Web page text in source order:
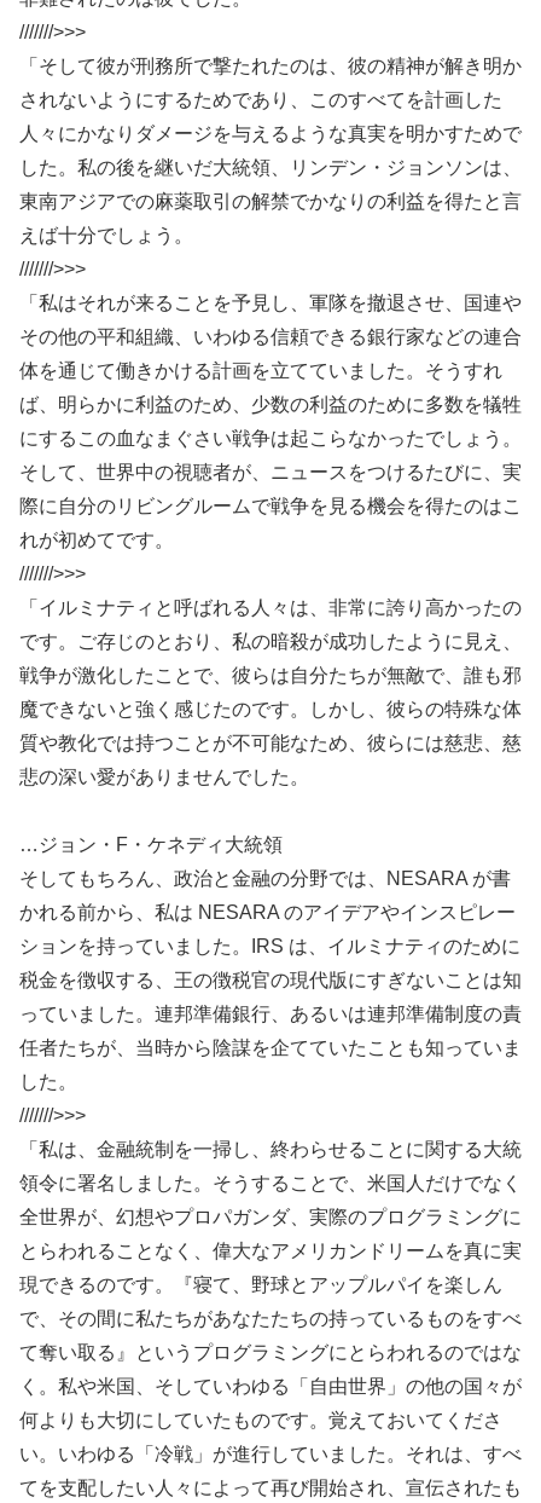
///////>>>
「そして彼が刑務所で撃たれたのは、彼の精神が解き明か
されないようにするためであり、このすべてを計画した
人々にかなりダメージを与えるような真実を明かすためで
した。私の後を継いだ大統領、リンデン・ジョンソンは、
東南アジアでの麻薬取引の解禁でかなりの利益を得たと言
えば十分でしょう。
///////>>>
「私はそれが来ることを予見し、軍隊を撤退させ、国連や
その他の平和組織、いわゆる信頼できる銀行家などの連合
体を通じて働きかける計画を立てていました。そうすれ
ば、明らかに利益のため、少数の利益のために多数を犠牲
にするこの血なまぐさい戦争は起こらなかったでしょう。
そして、世界中の視聴者が、ニュースをつけるたびに、実
際に自分のリビングルームで戦争を見る機会を得たのはこ
れが初めてです。
///////>>>
「イルミナティと呼ばれる人々は、非常に誇り高かったの
です。ご存じのとおり、私の暗殺が成功したように見え、
戦争が激化したことで、彼らは自分たちが無敵で、誰も邪
魔できないと強く感じたのです。しかし、彼らの特殊な体
質や教化では持つことが不可能なため、彼らには慈悲、慈
悲の深い愛がありませんでした。
…ジョン・F・ケネディ大統領
そしてもちろん、政治と金融の分野では、NESARA が書
かれる前から、私は NESARA のアイデアやインスピレー
ションを持っていました。IRS は、イルミナティのために
税金を徴収する、王の徴税官の現代版にすぎないことは知
っていました。連邦準備銀行、あるいは連邦準備制度の責
任者たちが、当時から陰謀を企てていたことも知っていま
した。
///////>>>
「私は、金融統制を一掃し、終わらせることに関する大統
領令に署名しました。そうすることで、米国人だけでなく
全世界が、幻想やプロパガンダ、実際のプログラミングに
とらわれることなく、偉大なアメリカンドリームを真に実
現できるのです。『寝て、野球とアップルパイを楽しん
で、その間に私たちがあなたたちの持っているものをすべ
て奪い取る』というプログラミングにとらわれるのではな
く。私や米国、そしていわゆる「自由世界」の他の国々が
何よりも大切にしていたものです。覚えておいてくださ
い。いわゆる「冷戦」が進行していました。それは、すべ
てを支配したい人々によって再び開始され、宣伝されたも